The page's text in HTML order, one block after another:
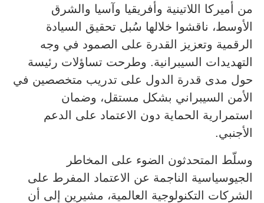
من أميركا اللاتينية وأفريقيا وآسيا والشرق
الأوسط، ناقشوا خلالها سُبل تحقيق السيادة
الرقمية وتعزيز القدرة على الصمود في وجه
التهديدات السيبرانية. وطرحت تساؤلات رئيسة
حول مدى قدرة الدول على تدريب متخصصين في
الأمن السيبراني بشكل مستقل، وضمان
استمرارية الحماية دون الاعتماد على الدعم
الأجنبي.
وسلّط المتحدثون الضوء على المخاطر
الجيوسياسية الناجمة عن الاعتماد المفرط على
الشركات التكنولوجية العالمية، مشيرين إلى أن